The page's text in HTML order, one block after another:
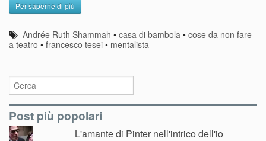
Per saperne di più
Andrée Ruth Shammah •casa di bambola •cose da non fare
a teatro • francesco tesei • mentalista
Post più popolari
L'amante di Pinter nell'intrico dell'io